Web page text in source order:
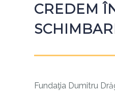
CREDEM
Fundaţia Dumitru